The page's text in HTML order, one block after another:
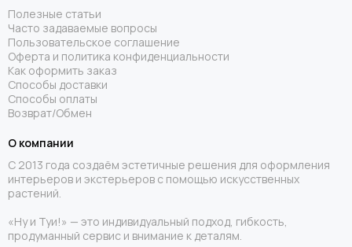
Полезные статьи
Часто задаваемые вопросы
Пользовательское соглашение
Оферта и политика конфиденциальности
Как оформить заказ
Способы доставки
Способы оплаты
Возврат/Обмен
О компании
С 2013 года создаём эстетичные решения для оформления
интерьеров и экстерьеров с помощью искусственных
растений.
«Ну и Туи!» — это индивидуальный подход, гибкость,
продуманный сервис и внимание к деталям.